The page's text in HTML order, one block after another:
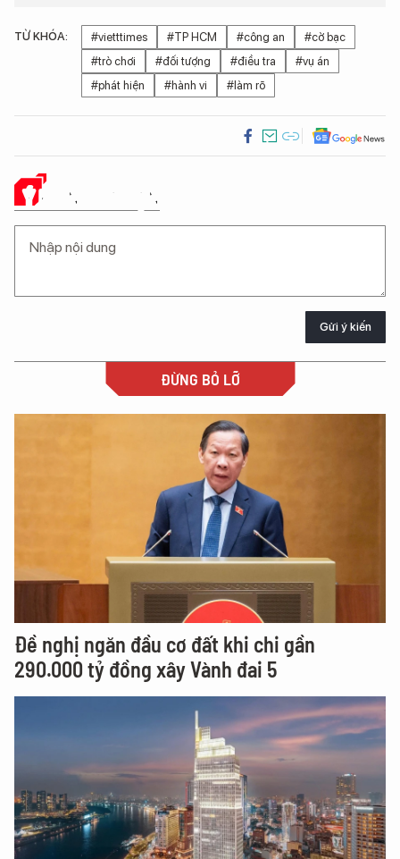
TỪ KHÓA: #vietttimes #TP HCM #công an
#cờ bạc
#trò chơi
#đối tượng #điều tra
#vụ án
#phát hiện
#hành vi #làm rõ
Ý KIẾN CỦA BẠN
Gửi ý kiến
ĐỪNG BỎ LỠ
Đề nghị ngăn đầu cơ đất khi chi gần
290.000 tỷ đồng xây Vành đai 5